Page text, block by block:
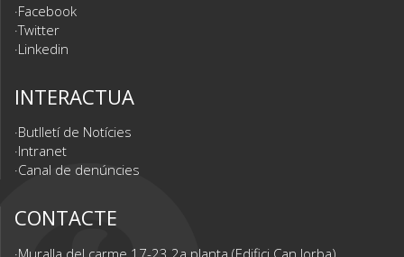
Facebook
Twitter
Linkedin
INTERACTUA
Butlletí de Notícies
Intranet
Canal de denúncies
CONTACTE
Muralla del carme 17-23 2a planta (Edifici Can Jorba)